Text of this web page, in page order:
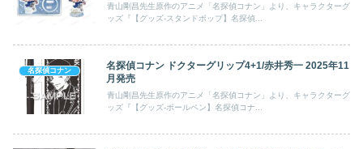
青山剛昌先生原作のアニメ「名探偵コナン」より、キャラクターグ
ッズ『【グッズ-スタンドポップ】名探偵...
名探偵コナン
名探偵コナン ドクターグリップ4+1/赤井秀一 2025年11
月発売
青山剛昌先生原作のアニメ「名探偵コナン」より、キャラクターグ
ッズ『【グッズ-ボールペン】名探偵コナ...